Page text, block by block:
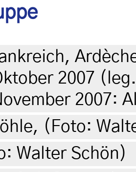
2007
2007:
(Foto:
Walter Schön)